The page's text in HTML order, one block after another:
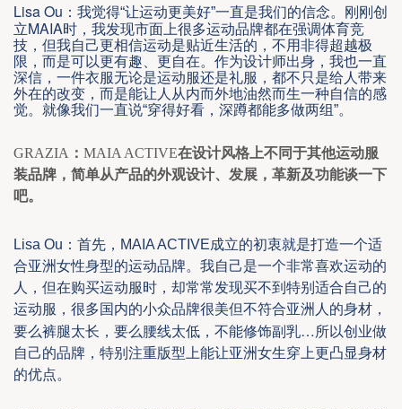
Lisa Ou ：我觉得“让运动更美好”一直是我们的信念。刚刚创
立MAIA时，我发现市面上很多运动品牌都在强调体育竞
技，但我自己更相信运动是贴近生活的，不用非得超越极
限，而是可以更有趣、更自在。作为设计师出身，我也一直
深信，一件衣服无论是运动服还是礼服，都不只是给人带来
外在的改变，而是能让人从内而外地油然而生一种自信的感
觉。就像我们一直说“穿得好看，深蹲都能多做两组”。
GRAZIA ： MAIA ACTIVE在设计风格上不同于其他运动服
装品牌，简单从产品的外观设计、发展，革新及功能谈一下
吧。
Lisa Ou ：首先， MAIA ACTI VE成立的初衷就是打造一个适
合亚洲女性身型的运动品牌。 我自己是一个非常喜欢运动的
人，但在购买运动服时，却常常发现买不到特别适合自己的
运动服，很多国内的小众品牌很美但不符合亚洲人的身材，
要么裤腿太长，要么腰线太低，不能修饰副乳…所以创业做
自己的品牌，特别注重版型上能让亚洲女生穿上更凸显身材
的优点。